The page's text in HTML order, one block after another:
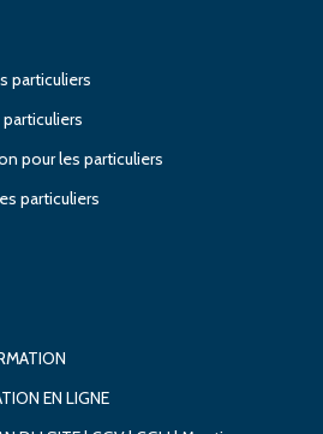
particuliers
pour les particuliers
particuliers
EN LIGNE